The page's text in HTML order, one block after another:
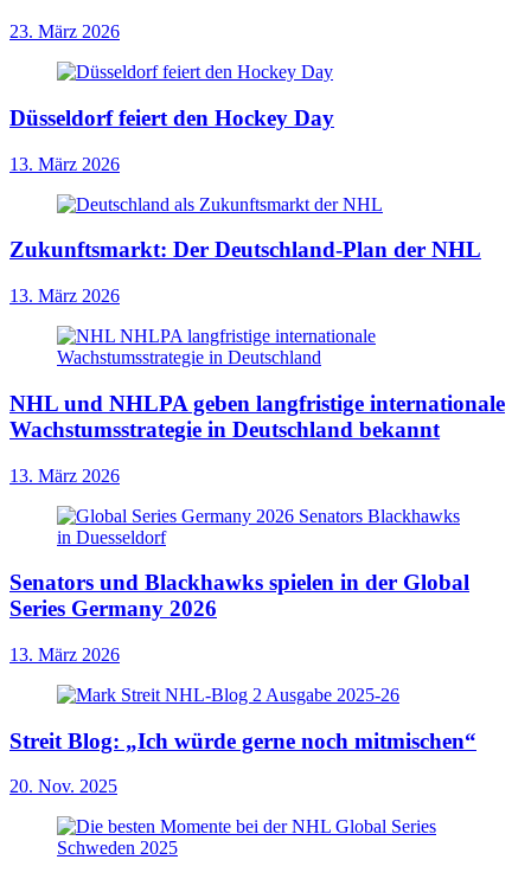
23. März 2026
Düsseldorf feiert den Hockey Day
13. März 2026
Zukunftsmarkt: Der Deutschland-Plan der NHL
13. März 2026
NHL und NHLPA geben langfristige internationale
Wachstumsstrategie in Deutschland bekannt
13. März 2026
Senators und Blackhawks spielen in der Global
Series Germany 2026
13. März 2026
Streit Blog: „Ich würde gerne noch mitmischen“
20. Nov. 2025